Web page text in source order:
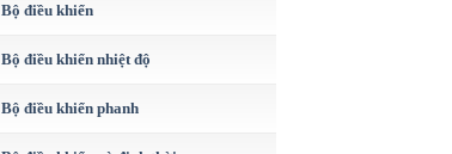
Bộ điều khiển
Bộ điều khiển nhiệt độ
Bộ điều khiển phanh